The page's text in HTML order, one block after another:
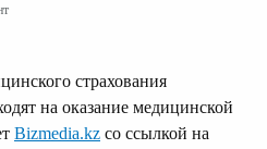
страхования
на оказание медицинской
Bizmedia.kz со ссылкой на